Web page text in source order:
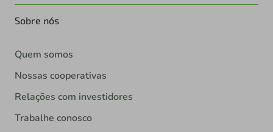
Sobre nós
Quem somos
Nossas cooperativas
Relações com investidores
Trabalhe conosco